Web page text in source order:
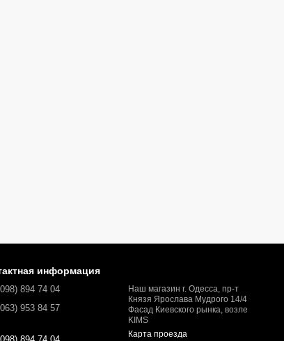
информация
894 74 04
953 84 57
Наш магазин г. Одесса, пр-т
Князя Ярослава Мудрого 14/4
Фасад Киевского рынка, возле
KIMS
Карта проезда